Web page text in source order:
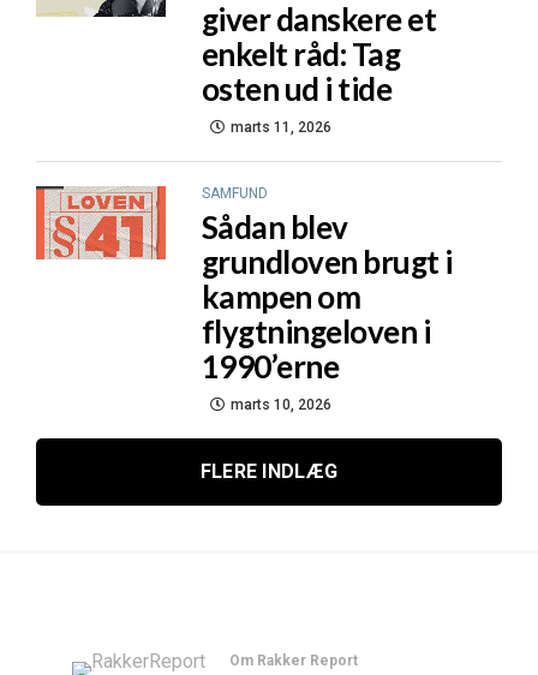
giver danskere et
enkelt råd: Tag
osten ud i tide
marts 11, 2026
SAMFUND
Sådan blev
grundloven brugt i
kampen om
flygtningeloven i
1990’erne
marts 10, 2026
FLERE INDLÆG
Om Rakker Report